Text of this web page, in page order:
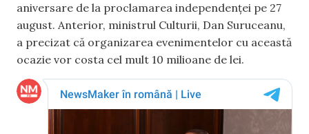
aniversare de la proclamarea independenței pe 27
august. Anterior, ministrul Culturii, Dan Suruceanu,
a precizat că organizarea evenimentelor cu această
ocazie vor costa cel mult 10 milioane de lei.